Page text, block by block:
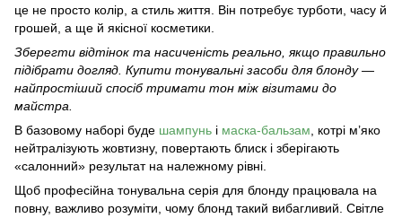
це не просто колір, а стиль життя. Він потребує турботи, часу й
грошей, а ще й якісної косметики.
Зберегти відтінок та насиченість реально, якщо правильно
підібрати догляд. Купити тонувальні засоби для блонду—
найпростіший спосіб тримати тон між візитами до
майстра.
В базовому наборі буде шампунь і маска-бальзам , котрі м’яко
нейтралізують жовтизну, повертають блиск і зберігають
«салонний» результат на належному рівні.
Щоб професійна тонувальна серія для блонду працювала на
повну, важливо розуміти, чому блонд такий вибагливий. Світле